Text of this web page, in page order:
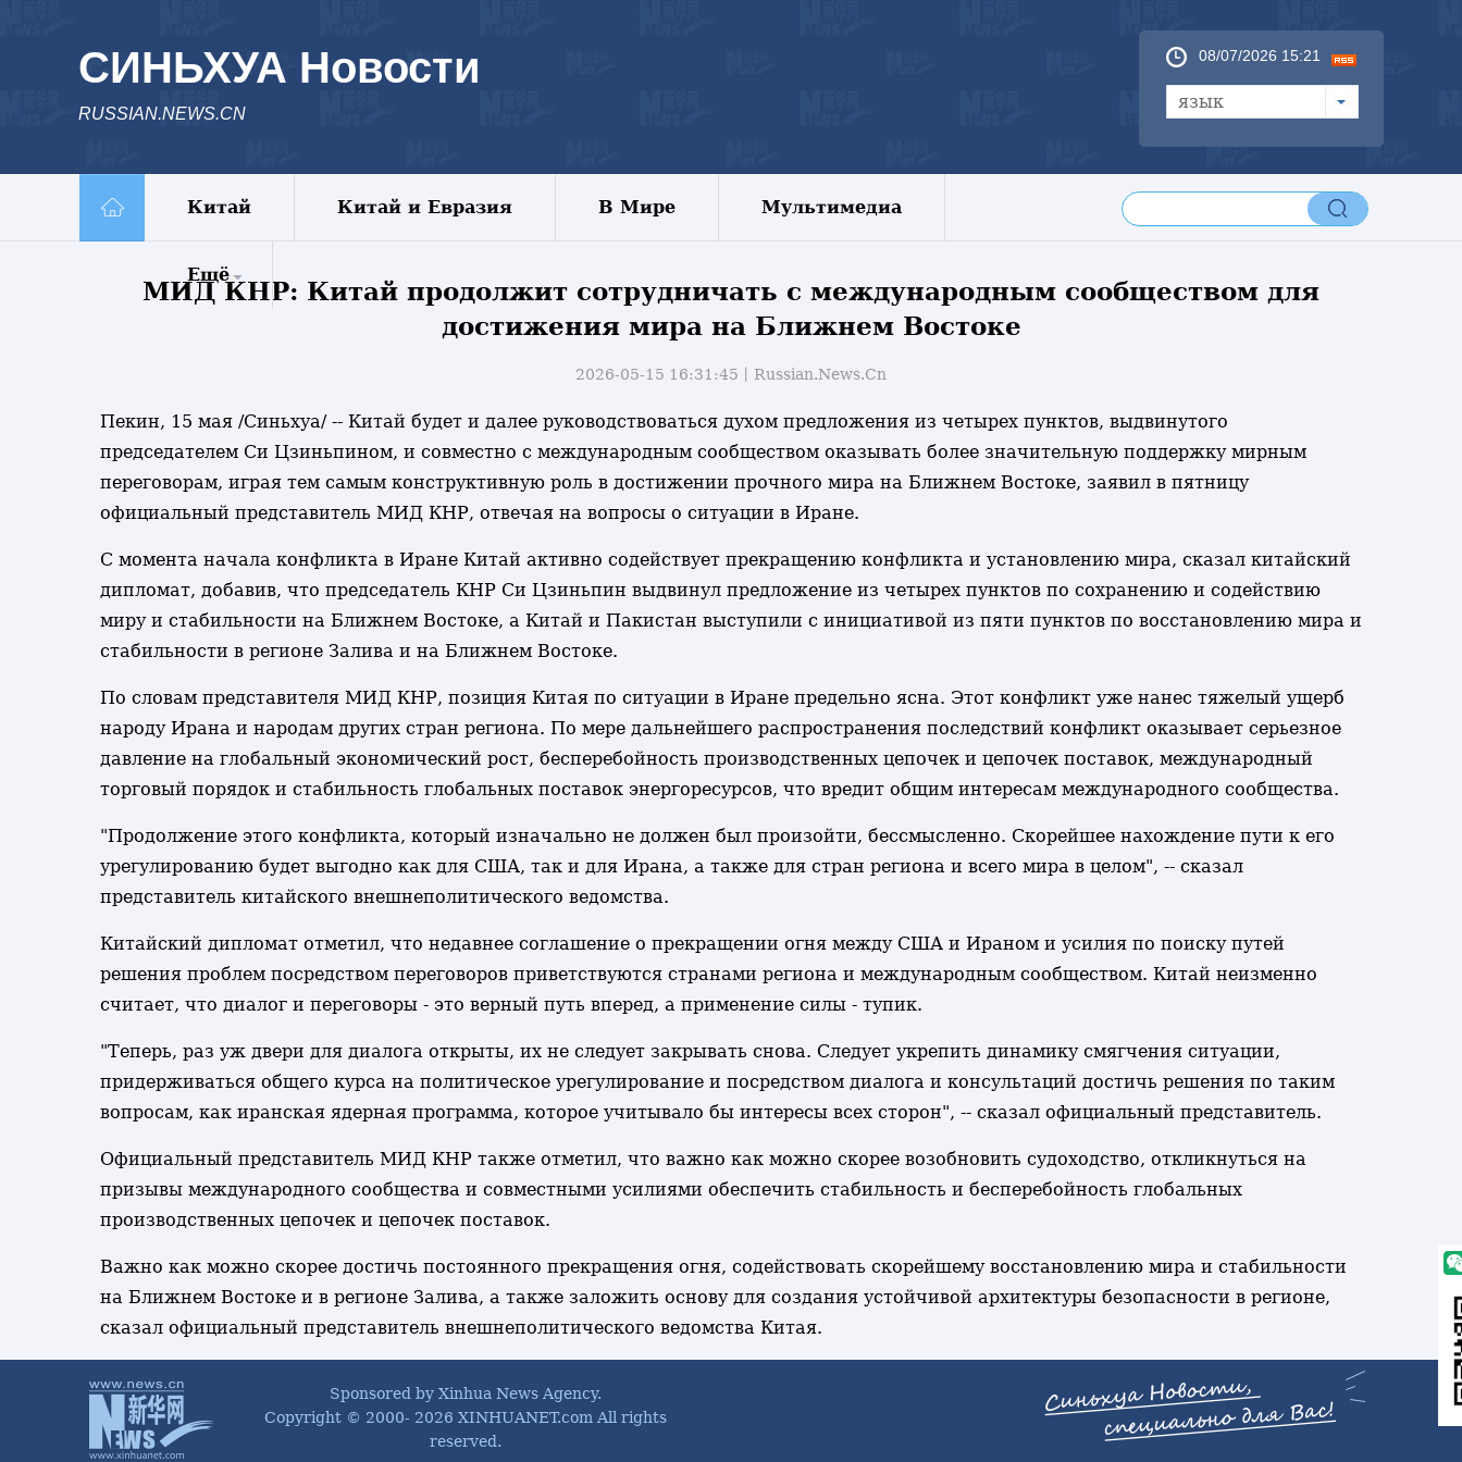
СИНЬХУА Новости
RUSSIAN.NEWS.CN
08/07/2026 15:21
язык
Китай Китай и Евразия В Мире Мультимедиа
Ещё
Фото
Спецрепортажи
Пояс и путь
МИД КНР: Китай продолжит сотрудничать с международным сообществом для
достижения мира на Ближнем Востоке
2026-05-15 16:31:45丨 Russian.News.Cn
Пекин, 15 мая /Синьхуа/ -- Китай будет и далее руководствоваться духом предложения из четырех пунктов, выдвинутого
председателем Си Цзиньпином, и совместно с международным сообществом оказывать более значительную поддержку мирным
переговорам, играя тем самым конструктивную роль в достижении прочного мира на Ближнем Востоке, заявил в пятницу
официальный представитель МИД КНР, отвечая на вопросы о ситуации в Иране.
С момента начала конфликта в Иране Китай активно содействует прекращению конфликта и установлению мира, сказал китайский
дипломат, добавив, что председатель КНР Си Цзиньпин выдвинул предложение из четырех пунктов по сохранению и содействию
миру и стабильности на Ближнем Востоке, а Китай и Пакистан выступили с инициативой из пяти пунктов по восстановлению мира и
стабильности в регионе Залива и на Ближнем Востоке.
По словам представителя МИД КНР, позиция Китая по ситуации в Иране предельно ясна. Этот конфликт уже нанес тяжелый ущерб
народу Ирана и народам других стран региона. По мере дальнейшего распространения последствий конфликт оказывает серьезное
давление на глобальный экономический рост, бесперебойность производственных цепочек и цепочек поставок, международный
торговый порядок и стабильность глобальных поставок энергоресурсов, что вредит общим интересам международного сообщества.
"Продолжение этого конфликта, который изначально не должен был произойти, бессмысленно. Скорейшее нахождение пути к его
урегулированию будет выгодно как для США, так и для Ирана, а также для стран региона и всего мира в целом", -- сказал
представитель китайского внешнеполитического ведомства.
Китайский дипломат отметил, что недавнее соглашение о прекращении огня между США и Ираном и усилия по поиску путей
решения проблем посредством переговоров приветствуются странами региона и международным сообществом. Китай неизменно
считает, что диалог и переговоры - это верный путь вперед, а применение силы - тупик.
"Теперь, раз уж двери для диалога открыты, их не следует закрывать снова. Следует укрепить динамику смягчения ситуации,
придерживаться общего курса на политическое урегулирование и посредством диалога и консультаций достичь решения по таким
вопросам, как иранская ядерная программа, которое учитывало бы интересы всех сторон", -- сказал официальный представитель.
Официальный представитель МИД КНР также отметил, что важно как можно скорее возобновить судоходство, откликнуться на
призывы международного сообщества и совместными усилиями обеспечить стабильность и бесперебойность глобальных
производственных цепочек и цепочек поставок.
Важно как можно скорее достичь постоянного прекращения огня, содействовать скорейшему восстановлению мира и стабильности
на Ближнем Востоке и в регионе Залива, а также заложить основу для создания устойчивой архитектуры безопасности в регионе,
сказал официальный представитель внешнеполитического ведомства Китая.
Sponsored by Xinhua News Agency.
Copyright © 2000- 2026 XINHUANET.com All rights
reserved.